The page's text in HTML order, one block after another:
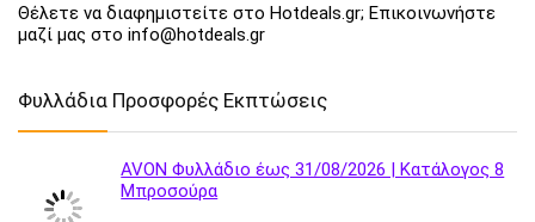
Θέλετε να διαφημιστείτε στο Hotdeals.gr; Επικοινωνήστε
μαζί μας στο info@hotdeals.gr
Φυλλάδια Προσφορές Εκπτώσεις
AVON Φυλλάδιο έως 31/08/2026 | Κατάλογος 8
Μπροσούρα